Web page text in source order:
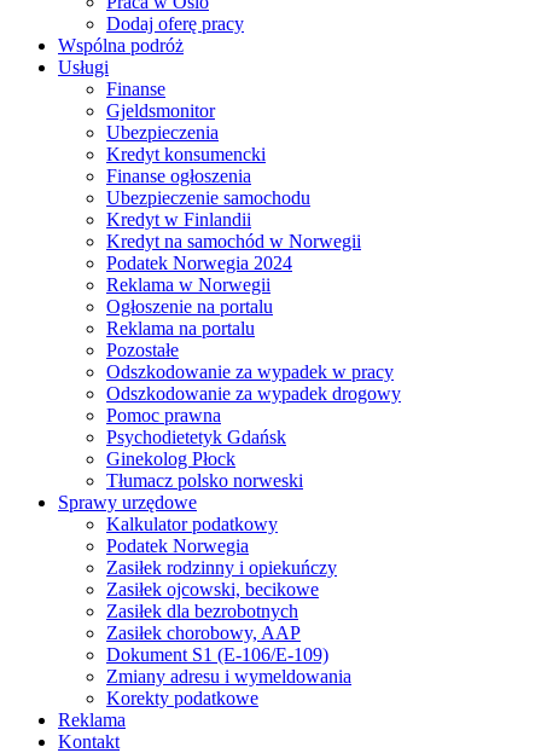
Dodaj oferę pracy
Wspólna podróż
Usługi
Finanse
Gjeldsmonitor
Ubezpieczenia
Kredyt konsumencki
Finanse ogłoszenia
Ubezpieczenie samochodu
Kredyt w Finlandii
Kredyt na samochód w Norwegii
Podatek Norwegia 2024
Reklama w Norwegii
Ogłoszenie na portalu
Reklama na portalu
Pozostałe
Odszkodowanie za wypadek w pracy
Odszkodowanie za wypadek drogowy
Pomoc prawna
Psychodietetyk Gdańsk
Ginekolog Płock
Tłumacz polsko norweski
Sprawy urzędowe
Kalkulator podatkowy
Podatek Norwegia
Zasiłek rodzinny i opiekuńczy
Zasiłek ojcowski, becikowe
Zasiłek dla bezrobotnych
Zasiłek chorobowy, AAP
Dokument S1 (E-106/E-109)
Zmiany adresu i wymeldowania
Korekty podatkowe
Reklama
Kontakt